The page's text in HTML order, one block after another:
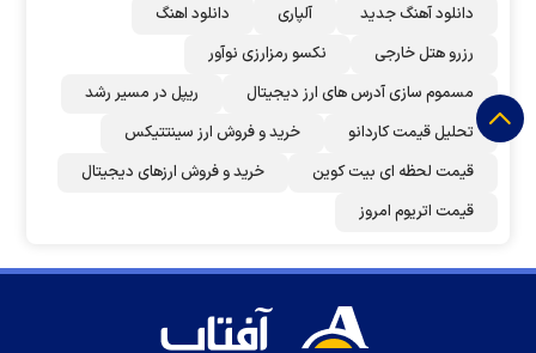
دانلود آهنگ جدید
آلپاری
دانلود اهنگ
رزرو هتل خارجی
نکسو رمزارزی نوآور
مسموم سازی آدرس های ارز دیجیتال
ریپل در مسیر رشد
تحلیل قیمت کاردانو
خرید و فروش ارز سینتتیکس
قیمت لحظه ای بیت کوین
خرید و فروش ارزهای دیجیتال
قیمت اتریوم امروز